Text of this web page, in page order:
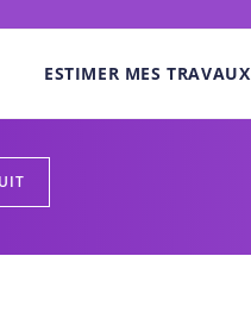
ESTIMER MES TRAVAUX